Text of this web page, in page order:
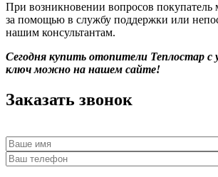
При возникновении вопросов покупатель
за помощью в службу поддержки или
нашим консультантам.
Сегодня купить отопители Теплостар с
ключ можно на нашем сайте!
Заказать звонок